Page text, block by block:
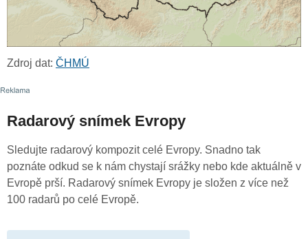
Zdroj dat: ČHMÚ
Radarový snímek Evropy
Sledujte radarový kompozit celé Evropy. Snadno tak
poznáte odkud se k nám chystají srážky nebo kde aktuálně v
Evropě prší. Radarový snímek Evropy je složen z více než
100 radarů po celé Evropě.